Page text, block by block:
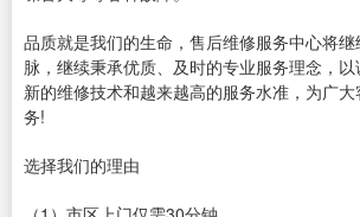
品质就是我们的生命，售后维修服务中心将
脉，继续秉承优质、及时的专业服务理念，
新的维修技术和越来越高的服务水准，为广
务!
选择我们的理由